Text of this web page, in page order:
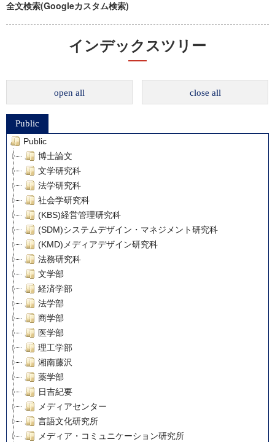
全文検索(Googleカスタム検索)
インデックスツリー
open all close all
Public
Public
博士論文
文学研究科
法学研究科
社会学研究科
(KBS)経営管理研究科
(SDM)システムデザイン・マネジメント研究科
(KMD)メディアデザイン研究科
法務研究科
文学部
経済学部
法学部
商学部
医学部
理工学部
湘南藤沢
薬学部
日吉紀要
メディアセンター
言語文化研究所
メディア・コミュニケーション研究所